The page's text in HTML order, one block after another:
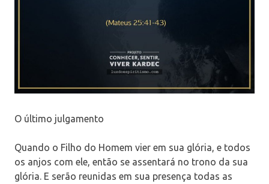
O último julgamento
Quando o Filho do Homem vier em sua glória, e todos
os anjos com ele, então se assentará no trono da sua
glória. E serão reunidas em sua presença todas as